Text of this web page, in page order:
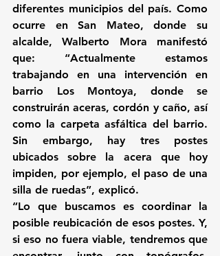
diferentes municipios del país. Como
ocurre en San Mateo, donde su
alcalde, Walberto Mora manifestó
que: “Actualmente estamos
trabajando en una intervención en
barrio Los Montoya, donde se
construirán aceras, cordón y caño, así
como la carpeta asfáltica del barrio.
Sin embargo, hay tres postes
ubicados sobre la acera que hoy
impiden, por ejemplo, el paso de una
silla de ruedas”, explicó.
“Lo que buscamos es coordinar la
posible reubicación de esos postes. Y,
si eso no fuera viable, tendremos que